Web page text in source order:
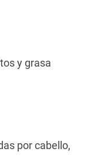
y grasa
por cabello,